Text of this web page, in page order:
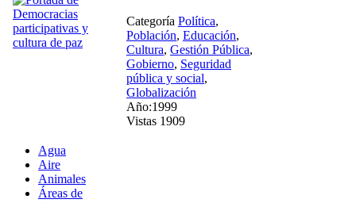
Categoría Política,
Población, Educación,
Cultura, Gestión Pública,
Gobierno, Seguridad
pública y social,
Globalización
Año:1999
Vistas 1909
Agua
Aire
Animales
Áreas de